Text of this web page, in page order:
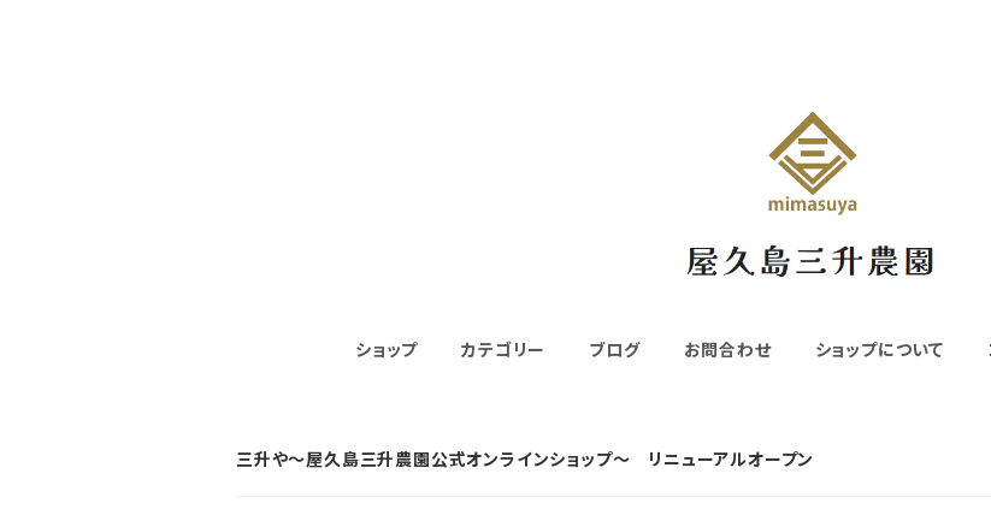
ショップ カテゴリー ブログ お問合わせ ショップについて
三升や～屋久島三升農園公式オンラインショップ～ リニューアルオープン